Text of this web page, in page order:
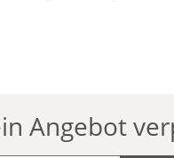
Angebot